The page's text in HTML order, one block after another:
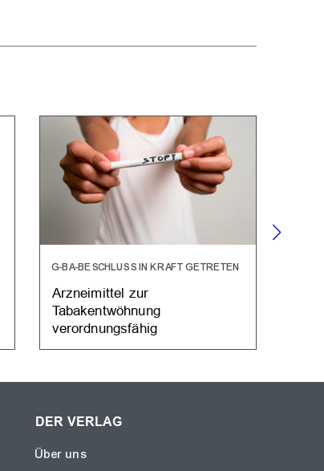
G-BA-BESCHLUSS IN KRAFT GETRETEN
Arzneimittel zur
Tabakentwöhnung
verordnungsfähig
DER VERLAG
Über uns